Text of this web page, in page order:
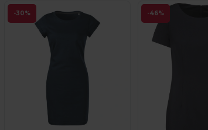
-30% -46%